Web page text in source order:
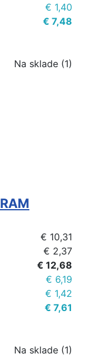
€ 1,40
€ 7,48
Na sklade (1)
€ 10,31
€ 2,37
€ 12,68
€ 6,19
€ 1,42
€ 7,61
Na sklade (1)